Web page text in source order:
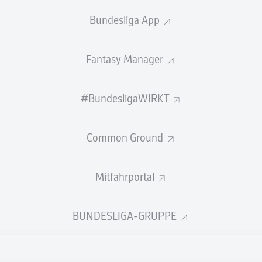
Bundesliga App
Fantasy Manager
#BundesligaWIRKT
Common Ground
Mitfahrportal
BUNDESLIGA-GRUPPE
alle Infos zum Duell SG Dynamo Dresden gegen VfL